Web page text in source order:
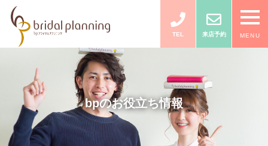
TEL 来店予約 MENU
bpのお役立ち情報